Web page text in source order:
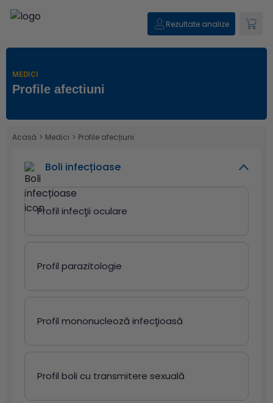
Rezultate analize
MEDICI
Profile afectiuni
Acasă > Medici > Profile afecțiuni
Boli infecțioase
Profil infecţii oculare
Profil parazitologie
Profil mononucleoză infecţioasă
Profil boli cu transmitere sexuală